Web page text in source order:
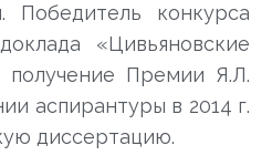
Победитель конкурса
«Цивьяновские
получение Премии Я.Л.
аспирантуры в 2014 г.
диссертацию.